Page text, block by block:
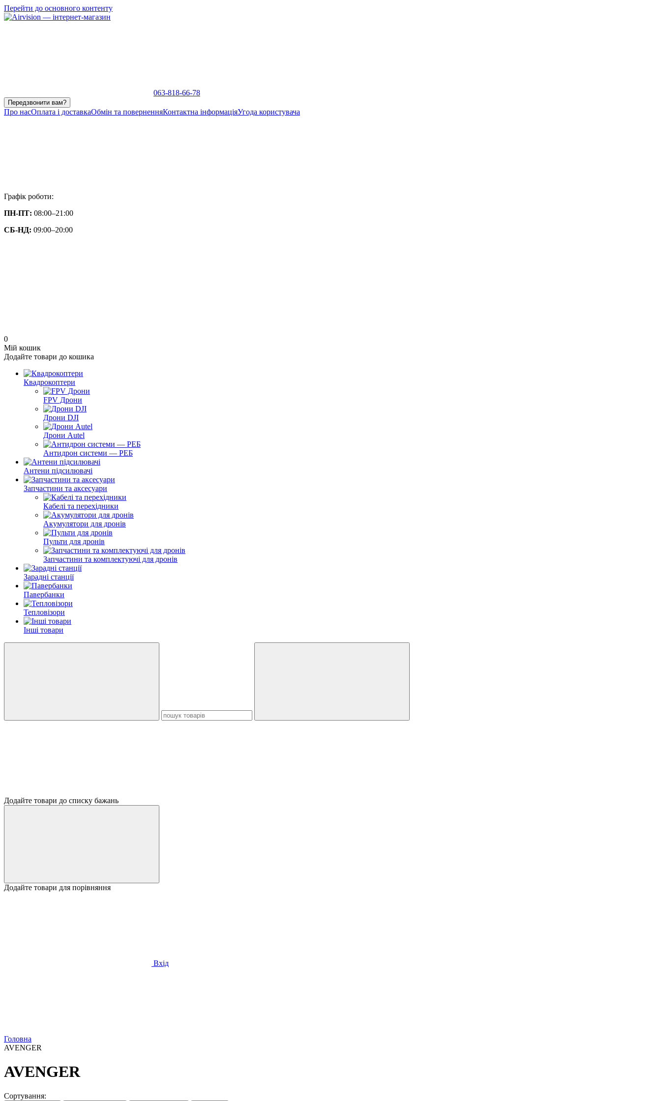
Перейти до основного контенту
063-818-66-78
Передзвонити вам?
Про насОплата і доставкаОбмін та поверненняКонтактна інформаціяУгода користувача
Графік роботи:
ПН-ПТ: 08:00–21:00
СБ-НД: 09:00–20:00
0
Мій кошик
Додайте товари до кошика
Квадрокоптери
FPV Дрони
Дрони DJI
Дрони Autel
Антидрон системи — РЕБ
Антени підсилювачі
Запчастини та аксесуари
Кабелі та перехідники
Акумулятори для дронів
Пульти для дронів
Запчастини та комплектуючі для дронів
Зарадні станції
Павербанки
Тепловізори
Інші товари
Додайте товари до списку бажань
Додайте товари для порівняння
Вхід
Головна
AVENGER
AVENGER
Сортування: